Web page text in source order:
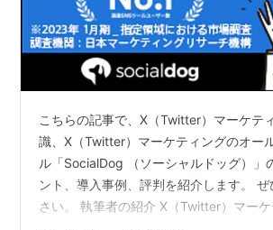
こちらの記事で、X（Twitter）マーケテ
識、X（Twitter）マーケティングのオー
ル「SocialDog （ソーシャルドッグ）」
ント、導入事例、評判を紹介します。
さい。 執筆者の紹介 X（Twitter）マーケ